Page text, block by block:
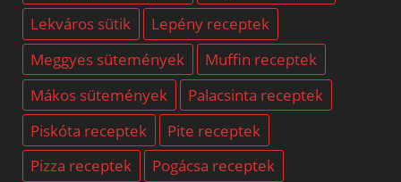
Lekváros sütik
Lepény receptek
Meggyes sütemények
Muffin receptek
Mákos sütemények
Palacsinta receptek
Piskóta receptek
Pite receptek
Pizza receptek
Pogácsa receptek